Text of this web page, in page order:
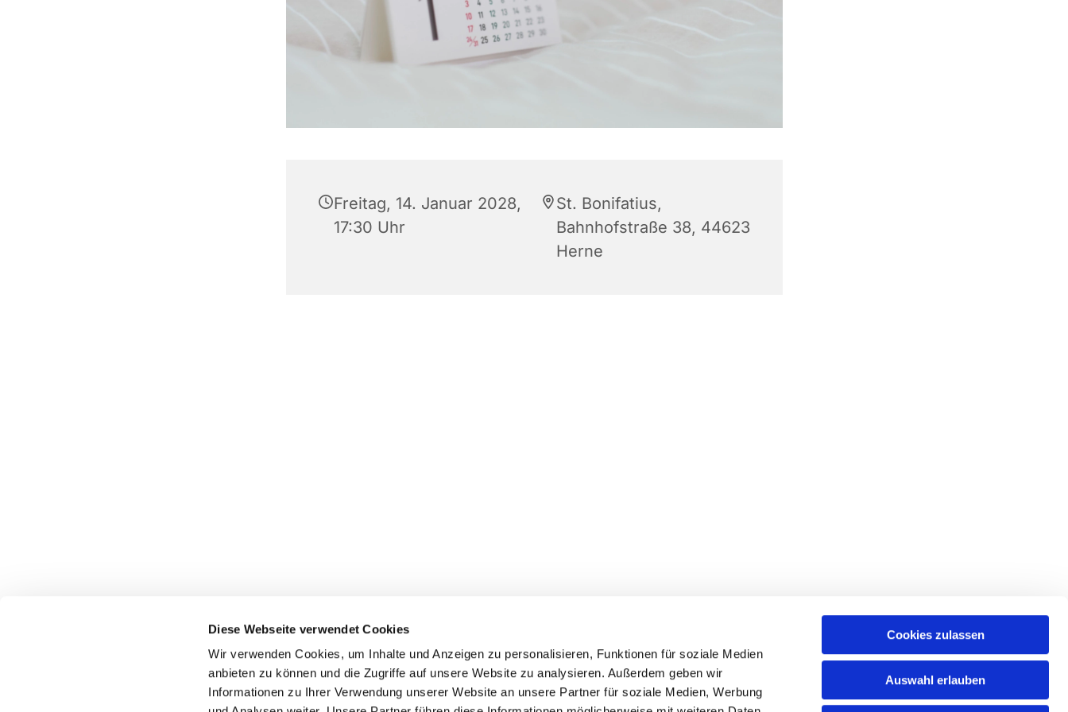
Diese Webseite verwendet Cookies
Wir verwenden Cookies, um Inhalte und Anzeigen zu personalisieren, Funktionen für soziale Medien
anbieten zu können und die Zugriffe auf unsere Website zu analysieren. Außerdem geben wir
Informationen zu Ihrer Verwendung unserer Website an unsere Partner für soziale Medien, Werbung
Cookies zulassen
Auswahl erlauben
Freitag, 14. Januar 2028,
17:30 Uhr
St. Bonifatius,
Bahnhofstraße 38, 44623
Herne
Pfarrei St. Dionysius Herne